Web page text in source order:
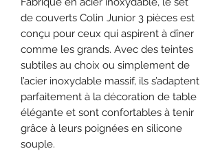
de couverts Colin Junior 3 pièces est
conçu pour ceux qui aspirent à dîner
comme les grands. Avec des teintes
subtiles au choix ou simplement de
l’acier inoxydable massif, ils s’adaptent
parfaitement à la décoration de table
élégante et sont confortables à tenir
grâce à leurs poignées en silicone
souple.